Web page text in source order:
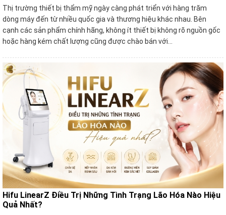
Thị trường thiết bị thẩm mỹ ngày càng phát triển với hàng trăm
dòng máy đến từ nhiều quốc gia và thương hiệu khác nhau. Bên
cạnh các sản phẩm chính hãng, không ít thiết bị không rõ nguồn gốc
hoặc hàng kém chất lượng cũng được chào bán với…
Hifu LinearZ Điều Trị Những Tình Trạng Lão Hóa Nào Hiệu
Quả Nhất?